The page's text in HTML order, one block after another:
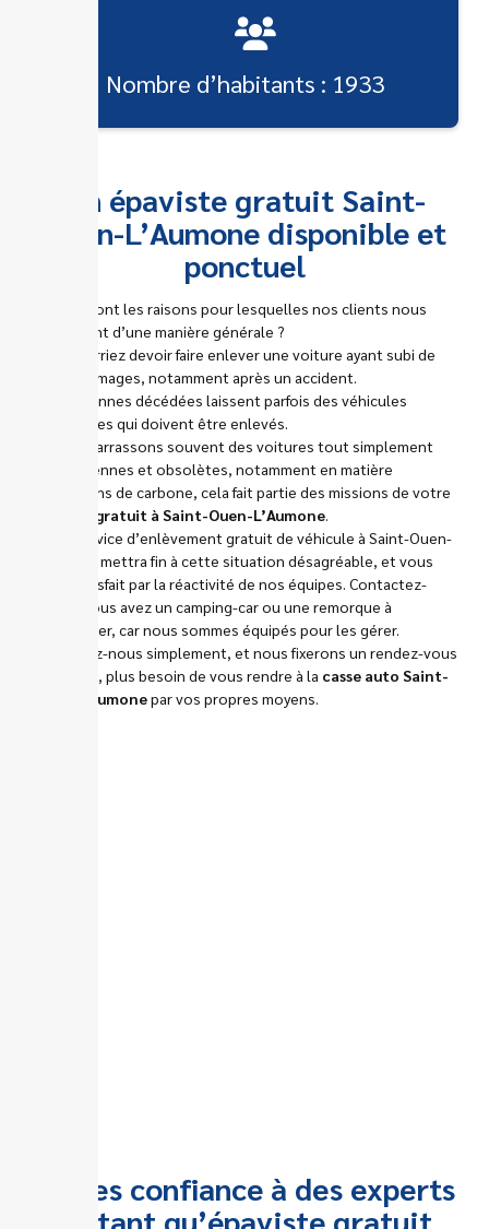
Nombre d’habitants : 1933
Un épaviste gratuit Saint-
Ouen-L’Aumone disponible et
ponctuel
Quelles sont les raisons pour lesquelles nos clients nous
contactent d’une manière générale ?
Vous pourriez devoir faire enlever une voiture ayant subi de
gros dommages, notamment après un accident.
Les personnes décédées laissent parfois des véhicules
inutilisables qui doivent être enlevés.
Nous débarrassons souvent des voitures tout simplement
trop anciennes et obsolètes, notamment en matière
d’émissions de carbone, cela fait partie des missions de votre
épaviste gratuit à Saint-Ouen-L’Aumone
Notre service d’enlèvement gratuit de véhicule à Saint-Ouen-
L’Aumone mettra fin à cette situation désagréable, et vous
serez satisfait par la réactivité de nos équipes. Contactez-
nous si vous avez un camping-car ou une remorque à
débarrasser, car nous sommes équipés pour les gérer.
Contactez-nous simplement, et nous fixerons un rendez-vous
ensemble, plus besoin de vous rendre à la casse auto Saint-
Ouen-L’Aumonepar vos propres moyens.
Faites confiance à des experts
en tant qu’épaviste gratuit